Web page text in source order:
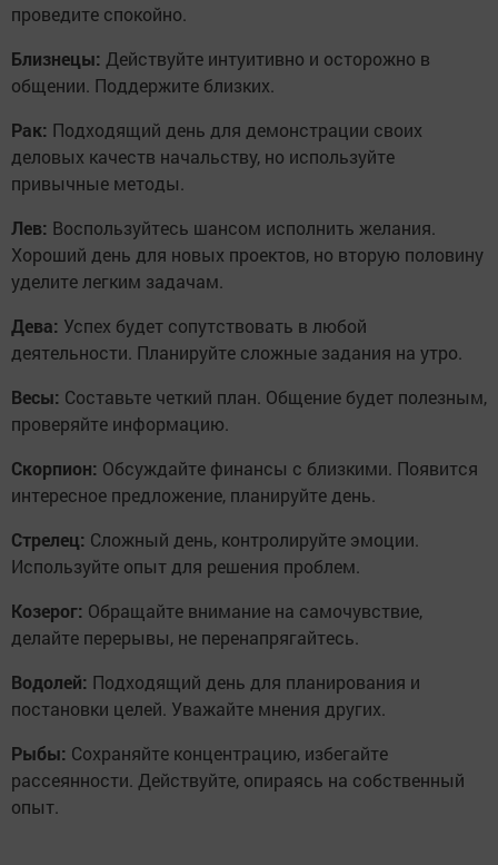
проведите спокойно.
Близнецы: Действуйте интуитивно и осторожно в
общении. Поддержите близких.
Рак: Подходящий день для демонстрации своих
деловых качеств начальству, но используйте
привычные методы.
Лев: Воспользуйтесь шансом исполнить желания.
Хороший день для новых проектов, но вторую половину
уделите легким задачам.
Дева: Успех будет сопутствовать в любой
деятельности. Планируйте сложные задания на утро.
Весы: Составьте четкий план. Общение будет полезным,
проверяйте информацию.
Скорпион: Обсуждайте финансы с близкими. Появится
интересное предложение, планируйте день.
Стрелец: Сложный день, контролируйте эмоции.
Используйте опыт для решения проблем.
Козерог: Обращайте внимание на самочувствие,
делайте перерывы, не перенапрягайтесь.
Водолей: Подходящий день для планирования и
постановки целей. Уважайте мнения других.
Рыбы: Сохраняйте концентрацию, избегайте
рассеянности. Действуйте, опираясь на собственный
опыт.